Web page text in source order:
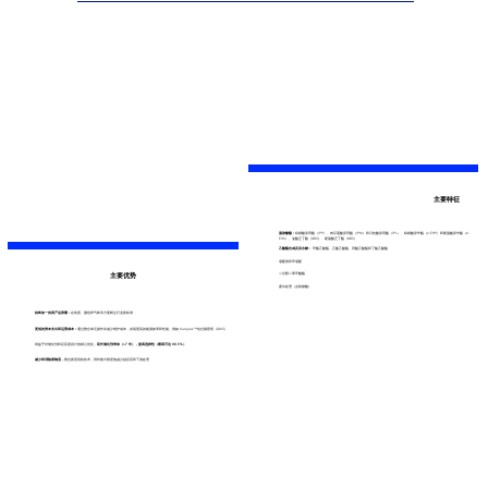
主要优势
始终如一的高产品质量：在纯度、颜色和气味等方面树立行业新标准
更低的资本支出和运营成本：通过整合单元操作并减少维护成本，实现更高的能源效率和性能。例如 Katapak™结合隔壁塔（DWC）
得益于对催化剂和反应器设计的精心优化，延长催化剂寿命（>7 年），提高选择性（最高可达 99.5%）
减少和消除废物流，整合新型回收技术，同时最大限度地减少副反应和下游处理
主要特征
脂肪酸酯： 棕榈酸异丙酯（IPP）、肉豆蔻酸异丙酯（IPM）和月桂酸异丙酯（IPL）、棕榈酸异辛酯（2-EHP）和硬脂酸异辛酯（2-
EHS）、油酸正丁酯（NBO）、硬脂酸正丁酯（NBS）
乙酸酯合成及其水解： 甲酸乙酸酯、乙酸乙酸酯、丙酸乙酸酯和丁酸乙酸酯
缩醛类和甲缩醛
二甘醇二苯甲酸酯
废水处理（去除羧酸）